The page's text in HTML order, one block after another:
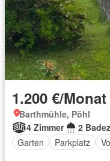
1.200 €/Monat
Barthmühle, Pöhl
4 Zimmer
2
Garten
Parkplatz